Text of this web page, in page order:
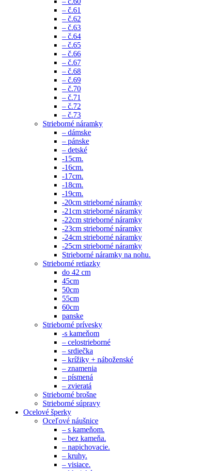
– č.61
– č.62
– č.63
– č.64
– č.65
– č.66
– č.67
– č.68
– č.69
– č.70
– č.71
– č.72
– č.73
Strieborné náramky
– dámske
– pánske
– detské
-15cm.
-16cm.
-17cm.
-18cm.
-19cm.
-20cm strieborné náramky
-21cm strieborné náramky
-22cm strieborné náramky
-23cm strieborné náramky
-24cm strieborné náramky
-25cm strieborné náramky
Strieborné náramky na nohu.
Strieborné retiazky
do 42 cm
45cm
50cm
55cm
60cm
panske
Strieborné prívesky
-s kameňom
– celostrieborné
– srdiečka
– krížiky + náboženské
– znamenia
– písmená
– zvieratá
Strieborné brošne
Strieborné súpravy
Ocelové šperky
Oceľové náušnice
– s kameňom.
– bez kameňa.
– napichovacie.
– kruhy.
– visiace.